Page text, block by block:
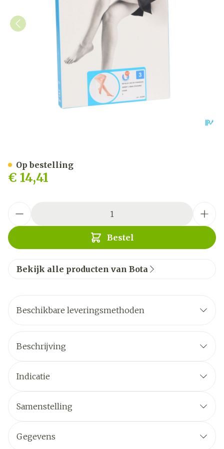
€ 14,41
Bestel
Op bestelling
Bekijk alle producten van Bota
Beschikbare leveringsmethoden
Beschrijving
Indicatie
Samenstelling
Gegevens